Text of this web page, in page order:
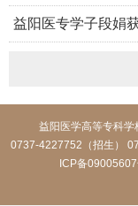
务西部计划_中国青
益阳医专学子段娟
益阳医学高等专科
0737-4227752（招生）
ICP备